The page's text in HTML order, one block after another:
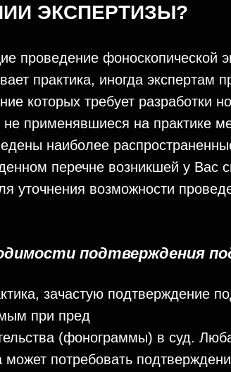
ЭКСПЕРТИЗЫ?
проведение фоноскопической
практика, иногда экспертам
которых требует разработки
применявшиеся на практике
наиболее
перечне возникшей у Вас
уточнения возможности
подтверждения
зачастую подтверждение
при пред
(фонограммы) в суд.
может потребовать